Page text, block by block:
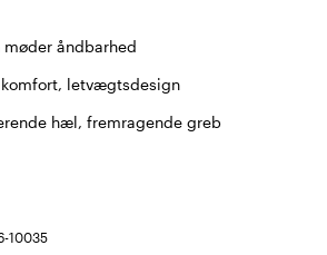
åndbarhed
komfort, letvægtsdesign
hæl, fremragende greb
10035